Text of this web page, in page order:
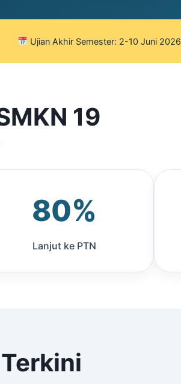
Ujian Akhir Semester: 2-10 Juni 2026
19
80%
Lanjut ke PTN